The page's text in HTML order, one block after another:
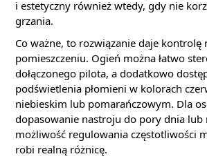
i estetyczny również wtedy, gdy nie
grzania.
Co ważne, to rozwiązanie daje kontrolę
pomieszczeniu. Ogień można łatwo
dołączonego pilota, a dodatkowo
podświetlenia płomieni w kolorach
niebieskim lub pomarańczowym. Dla
dopasowanie nastroju do pory dnia lub
możliwość regulowania częstotliwości
robi realną różnicę.